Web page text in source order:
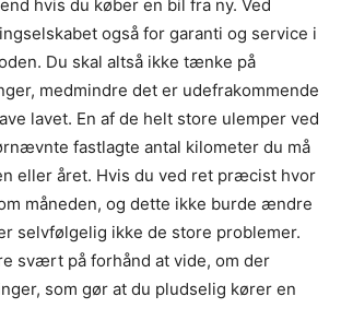
hvis du køber en bil fra ny. Ved
også for garanti og service i
Du skal altså ikke tænke på
medmindre det er udefrakommende
lavet. En af de helt store ulemper ved
fastlagte antal kilometer du må
eller året. Hvis du ved ret præcist hvor
måneden, og dette ikke burde ændre
selvfølgelig ikke de store problemer.
svært på forhånd at vide, om der
som gør at du pludselig kører en